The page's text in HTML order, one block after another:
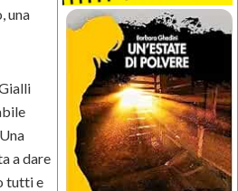
una
a dare
tutti e